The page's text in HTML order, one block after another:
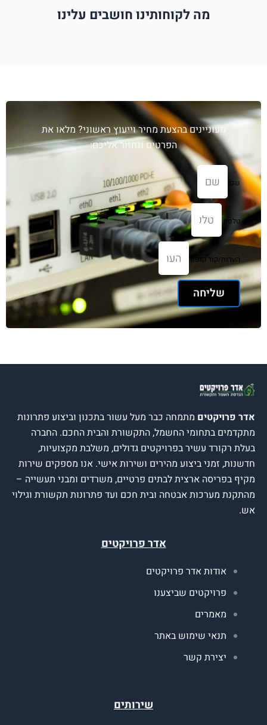
מה לקוחותינו חושבים עלינו
בהצעת מחיר וייעוץ ראשוני? מלאו את
הפרטים ונחזור אליכם:
קוד קופון
מתמחה כבר מעל עשור בתכנון וביצוע פתרונות
בתחומי החשמל, התקשורת והבית החכם. החברה
עשיר בפרויקטים גדולים, משלבת מקצועיות,
ביצוע מהירים ושירות אישי. אנו מספקים שירות
ארצית לבתים פרטיים, משרדים ומבני תעשייה –
אבטחה ובית חכם ועד פתרונות תקשורת וגילוי
אדר פרויקטים
אדר פרויקטים
שביצענו
שימוש באתר
קשר